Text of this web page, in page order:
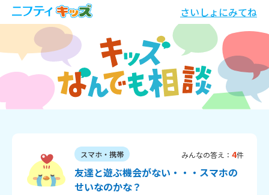
さいしょにみてね
スマホ・携帯 みんなの答え： 4件
友達と遊ぶ機会がない・・・スマホの
せいなのかな？